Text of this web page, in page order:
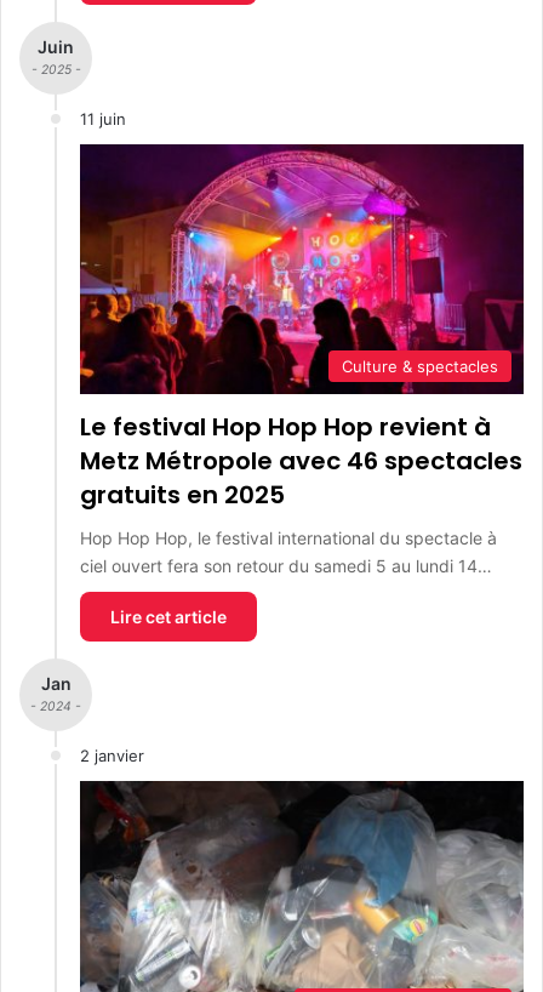
Juin
- 2025 -
11 juin
Culture & spectacles
Le festival Hop Hop Hop revient à
Metz Métropole avec 46 spectacles
gratuits en 2025
Hop Hop Hop, le festival international du spectacle à
ciel ouvert fera son retour du samedi 5 au lundi 14…
Lire cet article
Jan
- 2024 -
2 janvier